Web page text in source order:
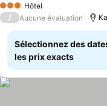
3 ÉtoilesHôtel
/ Aucune évaluation
Sélectionnez des
les prix exacts